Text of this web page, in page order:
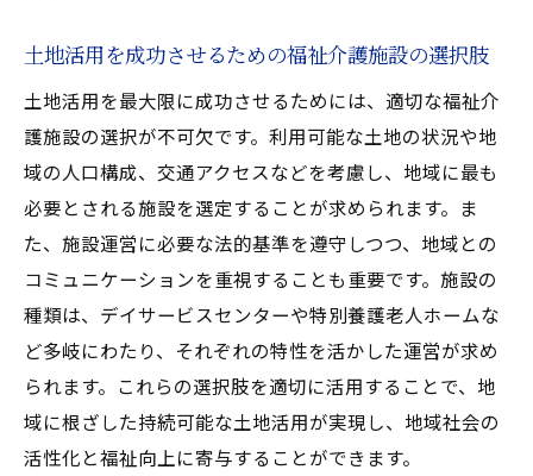
デイサービス施設の土地活用における利点
有料老人ホームの土地活用戦略
土地活用で可能なグループホームの特性
地域包括ケアを推進する土地活用型施設
福祉介護施設の種類と土地活用の相乗効果
土地活用が鍵地域社会に根付く福祉介護施設の
特長
土地活用を基にした地域密着型福祉介護施
設
地域社会に根付く施設の土地活用戦略
福祉介護施設における土地活用の重要性
土地活用を成功させるための福祉介護施設の選択肢
土地活用を最大限に成功させるためには、適切な福祉介
護施設の選択が不可欠です。利用可能な土地の状況や地
域の人口構成、交通アクセスなどを考慮し、地域に最も
必要とされる施設を選定することが求められます。ま
た、施設運営に必要な法的基準を遵守しつつ、地域との
コミュニケーションを重視することも重要です。施設の
種類は、デイサービスセンターや特別養護老人ホームな
ど多岐にわたり、それぞれの特性を活かした運営が求め
られます。これらの選択肢を適切に活用することで、地
域に根ざした持続可能な土地活用が実現し、地域社会の
活性化と福祉向上に寄与することができます。